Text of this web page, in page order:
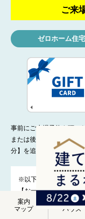
ご来
ゼロホーム住
事前にご来場予約を頂い
または後日にプラン相談
分】を追加でプレゼント
※以下の掲載項目に該
【お一家族様につき1
1.ゼロホーム施工エリ
場は対象外）
案内
マップ
モデル
ハウス